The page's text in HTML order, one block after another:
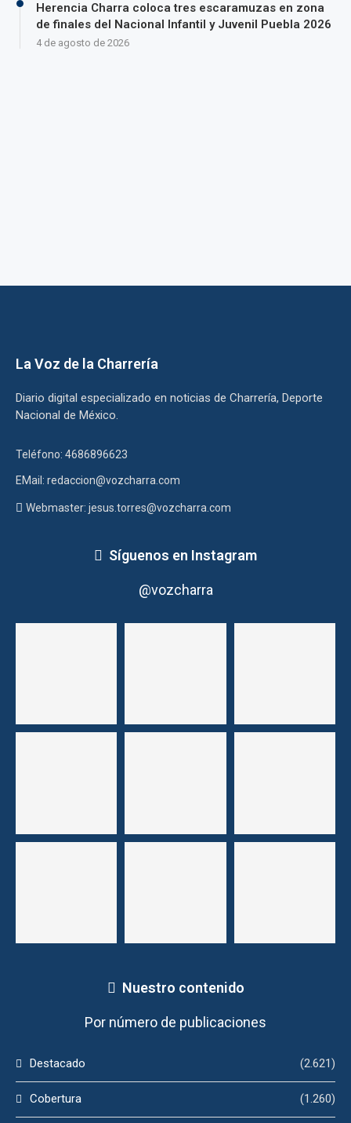
Herencia Charra coloca tres escaramuzas en zona
de finales del Nacional Infantil y Juvenil Puebla 2026
4 de agosto de 2026
La Voz de la Charrería
Diario digital especializado en noticias de Charrería, Deporte
Nacional de México.
Teléfono: 4686896623
EMail: redaccion@vozcharra.com
Webmaster: jesus.torres@vozcharra.com
Síguenos en Instagram
@vozcharra
Nuestro contenido
Por número de publicaciones
Destacado (2.621)
Cobertura (1.260)